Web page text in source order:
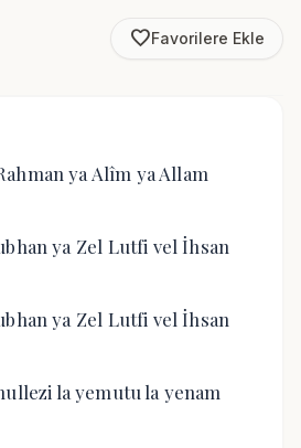
favorite_borderFavorilere Ekle
ya Alîm ya Allam
ya Zel Lutfi vel İhsan
ya Zel Lutfi vel İhsan
la yemutu la yenam